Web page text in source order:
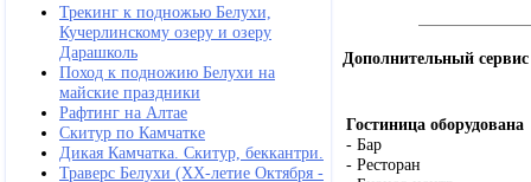
Трекинг к подножью Белухи,
Кучерлинскому озеру и озеру
Дарашколь
Поход к подножию Белухи на
майские праздники
Рафтинг на Алтае
Скитур по Камчатке
Дикая Камчатка. Скитур, беккантри.
Траверс Белухи (ХХ-летие Октября -
Дополнительный сервис
Гостиница оборудована
- Бар
- Ресторан